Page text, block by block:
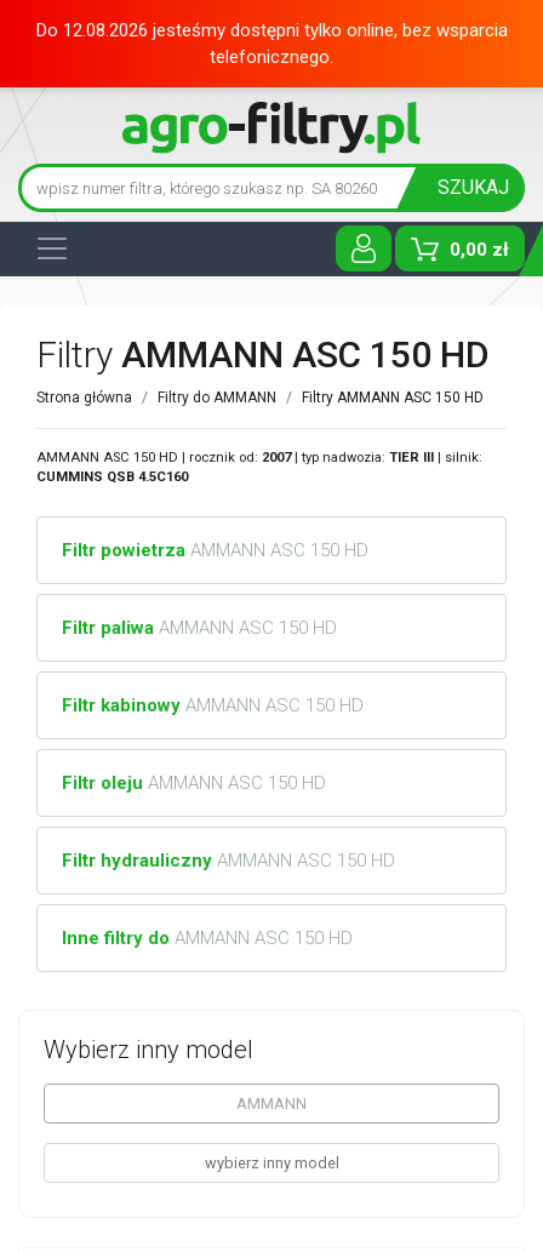
Do 12.08.2026 jesteśmy dostępni tylko online, bez wsparcia
telefonicznego.
SZUKAJ
0,00 zł
Toggle
Wybierz inny model
AMMANN
wybierz inny model
Filtry AMMANN ASC 150 HD
Strona główna Filtry do AMMANN Filtry AMMANN ASC 150 HD
AMMANN ASC 150 HD | rocznik od: 2007| typ nadwozia: TIER III | silnik:
CUMMINS QSB 4.5C160
Filtr powietrza AMMANN ASC 150 HD
Filtr paliwa AMMANN ASC 150 HD
Filtr kabinowy AMMANN ASC 150 HD
Filtr oleju AMMANN ASC 150 HD
Filtr hydrauliczny AMMANN ASC 150 HD
Inne filtry do AMMANN ASC 150 HD